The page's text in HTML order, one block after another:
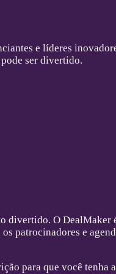
e líderes
pode ser divertido.
divertido. O
patrocinadores e
para que você tenha